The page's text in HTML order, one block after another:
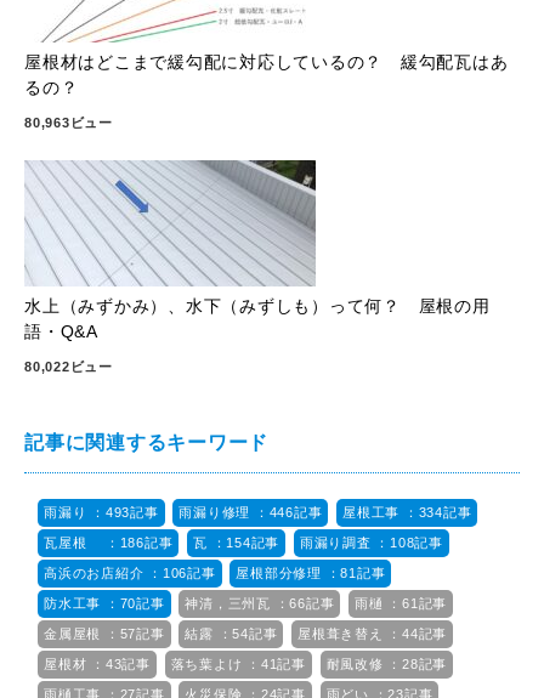
屋根材はどこまで緩勾配に対応しているの？ 緩勾配瓦はあ
るの？
80,963ビュー
水上（みずかみ）、水下（みずしも）って何？ 屋根の用
語・Q&A
80,022ビュー
記事に関連するキーワード
雨漏り ：493記事 雨漏り修理 ：446記事 屋根工事 ：334記事
瓦屋根 ：186記事 瓦 ：154記事 雨漏り調査 ：108記事
高浜のお店紹介 ：106記事 屋根部分修理 ：81記事
防水工事 ：70記事 神清，三州瓦 ：66記事 雨樋 ：61記事
金属屋根 ：57記事 結露 ：54記事 屋根葺き替え ：44記事
屋根材 ：43記事 落ち葉よけ ：41記事 耐風改修 ：28記事
雨樋工事 ：27記事 火災保険 ：24記事 雨どい ：23記事